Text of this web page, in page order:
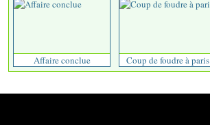
Affaire conclue Coup de foudre à paris